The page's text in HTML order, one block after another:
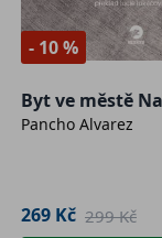
- 10 %
Byt ve městě
Pancho Alvarez
269 Kč 299 Kč